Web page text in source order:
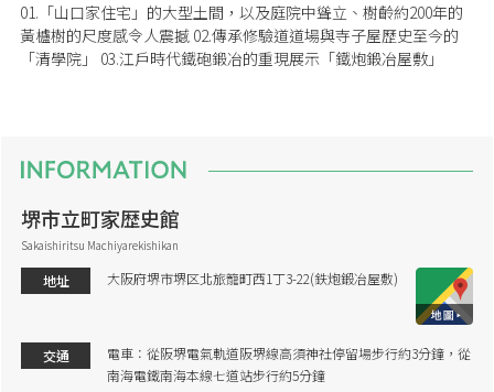
01.「山口家住宅」的大型土間，以及庭院中聳立、樹齡約200年的
黃櫨樹的尺度感令人震撼 02.傳承修驗道道場與寺子屋歷史至今的
「清學院」 03.江戶時代鐵砲鍛冶的重現展示「鐵炮鍛冶屋敷」
堺市立町家歴史館
Sakaishiritsu Machiyarekishikan
地址 大阪府堺市堺区北旅籠町西1丁3-22(鉄炮鍛冶屋敷)
交通
電車：從阪堺電氣軌道阪堺線高須神社停留場步行約3分鐘，從
南海電鐵南海本線七道站步行約5分鐘